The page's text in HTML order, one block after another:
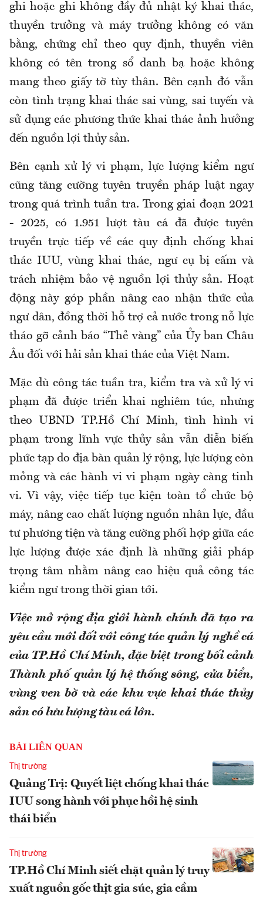
ghi hoặc ghi không đầy đủ nhật ký khai thác,
thuyền trưởng và máy trưởng không có văn
bằng, chứng chỉ theo quy định, thuyền viên
không có tên trong sổ danh bạ hoặc không
mang theo giấy tờ tùy thân. Bên cạnh đó vẫn
còn tình trạng khai thác sai vùng, sai tuyến và
sử dụng các phương thức khai thác ảnh hưởng
đến nguồn lợi thủy sản.
Bên cạnh xử lý vi phạm, lực lượng kiểm ngư
cũng tăng cường tuyên truyền pháp luật ngay
trong quá trình tuần tra. Trong giai đoạn 2021
- 2025, có 1.951 lượt tàu cá đã được tuyên
truyền trực tiếp về các quy định chống khai
thác IUU, vùng khai thác, ngư cụ bị cấm và
trách nhiệm bảo vệ nguồn lợi thủy sản. Hoạt
động này góp phần nâng cao nhận thức của
ngư dân, đồng thời hỗ trợ cả nước trong nỗ lực
tháo gỡ cảnh báo “Thẻ vàng” của Ủy ban Châu
Âu đối với hải sản khai thác của Việt Nam.
Mặc dù công tác tuần tra, kiểm tra và xử lý vi
phạm đã được triển khai nghiêm túc, nhưng
theo UBND TP.Hồ Chí Minh, tình hình vi
phạm trong lĩnh vực thủy sản vẫn diễn biến
phức tạp do địa bàn quản lý rộng, lực lượng còn
mỏng và các hành vi vi phạm ngày càng tinh
vi. Vì vậy, việc tiếp tục kiện toàn tổ chức bộ
máy, nâng cao chất lượng nguồn nhân lực, đầu
tư phương tiện và tăng cường phối hợp giữa các
lực lượng được xác định là những giải pháp
trọng tâm nhằm nâng cao hiệu quả công tác
kiểm ngư trong thời gian tới.
Việc mở rộng địa giới hành chính đã tạo ra
yêu cầu mới đối với công tác quản lý nghề cá
của TP.Hồ Chí Minh, đặc biệt trong bối cảnh
Thành phố quản lý hệ thống sông, cửa biển,
vùng ven bờ và các khu vực khai thác thủy
sản có lưu lượng tàu cá lớn.
BÀI LIÊN QUAN
Thị trường
Quảng Trị: Quyết liệt chống khai thác
IUU song hành với phục hồi hệ sinh
thái biển
Thị trường
TP.Hồ Chí Minh siết chặt quản lý truy
xuất nguồn gốc thịt gia súc, gia cầm